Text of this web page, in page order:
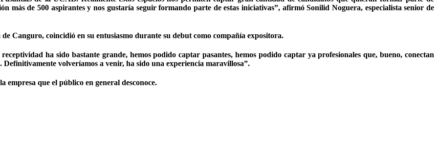
más de 500 aspirantes y nos gustaría seguir formando parte de estas iniciativas”, afirmó Sonilid Noguera, especialista senior de
Canguro, coincidió en su entusiasmo durante su debut como compañía expositora.
ha sido bastante grande, hemos podido captar pasantes, hemos podido captar ya profesionales que, bueno, conectan
volveríamos a venir, ha sido una experiencia maravillosa”.
empresa que el público en general desconoce.